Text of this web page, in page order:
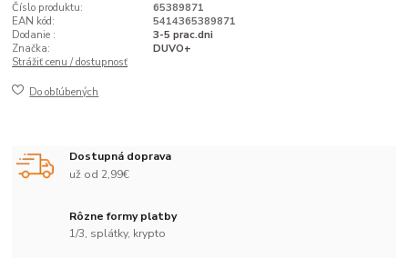
Číslo produktu:
65389871
EAN kód:
5414365389871
Dodanie :
3-5 prac.dni
Značka:
DUVO+
Strážiť cenu / dostupnosť
Do obľúbených
Dostupná doprava
už od 2,99€
Rôzne formy platby
1/3, splátky, krypto